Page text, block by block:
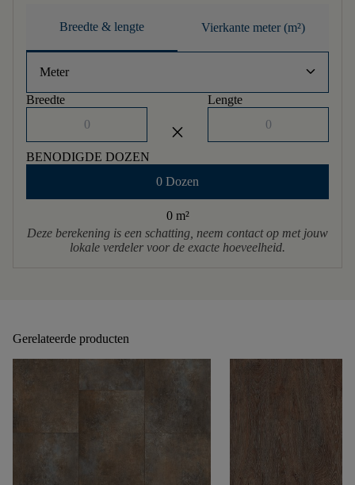
Breedte & lengte Vierkante meter (m²)
Meter keyboard_arrow_down
Breedte
close
Lengte
BENODIGDE DOZEN
0 Dozen
0 m²
Deze berekening is een schatting, neem contact op met jouw
lokale verdeler voor de exacte hoeveelheid.
Gerelateerde producten